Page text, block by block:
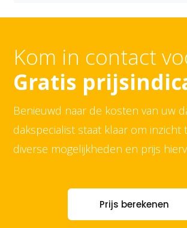
Kom in contact
Gratis
Benieuwd naar de kosten van uw
dakspecialist staat klaar om inzicht
diverse mogelijkheden en prijs
Prijs berekenen